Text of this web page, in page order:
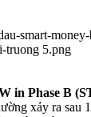
in Phase B
xảy ra sau